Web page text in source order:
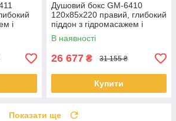
і
Душовий бокс GM-6410
120x85x220 правий, глибокий
піддон з гідромасажем і
електронікою
В наявності
26 677 ₴ 31 155 ₴
Купити
Показати ще